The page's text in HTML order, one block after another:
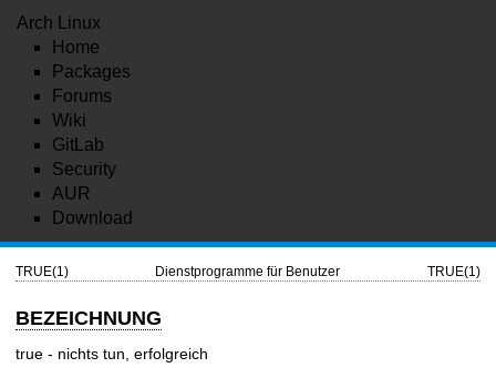
Arch Linux
Home
Packages
Forums
Wiki
GitLab
Security
AUR
Download
TRUE(1) Dienstprogramme für Benutzer TRUE(1)
BEZEICHNUNG
true - nichts tun, erfolgreich